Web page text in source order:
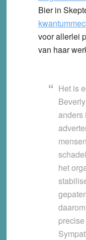
Bier in
voor allerlei
van haar
Het is
anders
het